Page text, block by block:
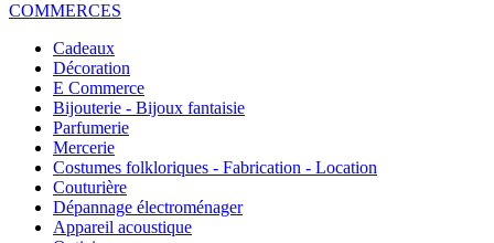
COMMERCES
Cadeaux
Décoration
E Commerce
Bijouterie - Bijoux fantaisie
Parfumerie
Mercerie
Costumes folkloriques - Fabrication - Location
Couturière
Dépannage électroménager
Appareil acoustique